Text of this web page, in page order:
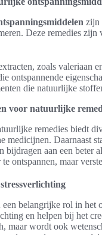
zijn
Deze remedies
zoals valeriaan
ontspannende
die natuurlijke
voor natuurlijke
remedies biedt
medicijnen. Daarnaast
bijdragen aan een beter
te ontspannen, maar
belangrijke rol in het
en helpen bij het
maar wordt ook